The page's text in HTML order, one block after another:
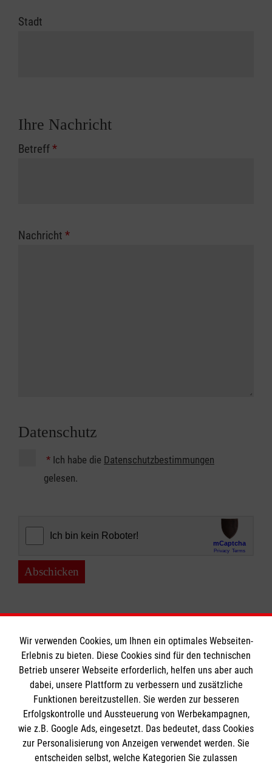
Stadt
Ihre Nachricht
Betreff*
Nachricht *
Datenschutz
* Ich habe die Datenschutzbestimmungen
gelesen.
Abschicken
Informationen
A-Z
Presse
Impressum
Die Malteser
Wir verwenden Cookies, um Ihnen ein optimales Webseiten-
Erlebnis zu bieten. Diese Cookies sind für den technischen
Betrieb unserer Webseite erforderlich, helfen uns aber auch
dabei, unsere Plattform zu verbessern und zusätzliche
Funktionen bereitzustellen. Sie werden zur besseren
Erfolgskontrolle und Aussteuerung von Werbekampagnen,
wie z.B. Google Ads, eingesetzt. Das bedeutet, dass Cookies
zur Personalisierung von Anzeigen verwendet werden. Sie
entscheiden selbst, welche Kategorien Sie zulassen